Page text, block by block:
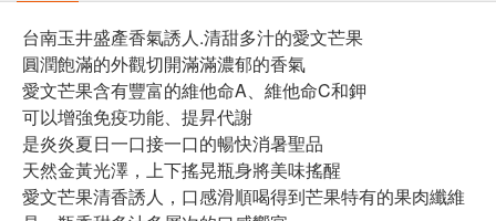
台南玉井盛產香氣誘人.清甜多汁的愛文芒果
圓潤飽滿的外觀切開滿滿濃郁的香氣
愛文芒果含有豐富的維他命A、維他命C和鉀
可以增強免疫功能、提昇代謝
是炎炎夏日一口接一口的暢快消暑聖品
天然金黃光澤，上下搖晃瓶身將美味搖醒
愛文芒果清香誘人，口感滑順喝得到芒果特有的果肉纖維